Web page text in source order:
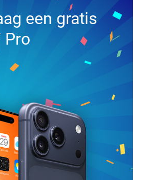
een gratis
Pro